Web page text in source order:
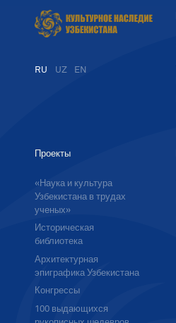
RU UZ EN
Проекты
«Наука и культура
Узбекистана в трудах
ученых»
Историческая
библиотека
Архитектурная
эпиграфика Узбекистана
Конгрессы
100 выдающихся